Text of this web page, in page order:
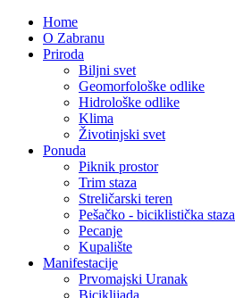
Home
O Zabranu
Priroda
Biljni svet
Geomorfološke odlike
Hidrološke odlike
Klima
Životinjski svet
Ponuda
Piknik prostor
Trim staza
Streličarski teren
Pešačko - biciklistička staza
Pecanje
Kupalište
Manifestacije
Prvomajski Uranak
Biciklijada